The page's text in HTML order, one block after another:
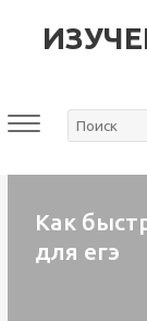
Как
для егэ